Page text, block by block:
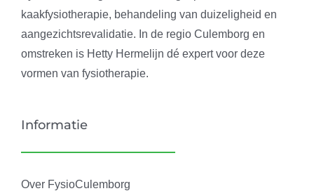
kaakfysiotherapie, behandeling van duizeligheid en
aangezichtsrevalidatie. In de regio Culemborg en
omstreken is Hetty Hermelijn dé expert voor deze
vormen van fysiotherapie.
Informatie
Over FysioCulemborg